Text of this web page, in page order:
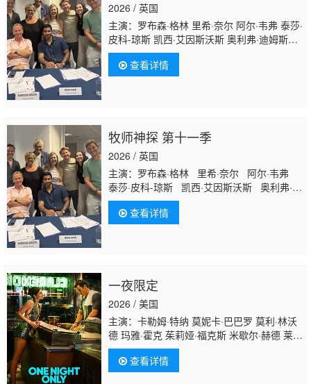
2026 / 英国
主演：罗布森·格林 里希·奈尔 阿尔·韦弗 泰莎·
皮科-琼斯 凯西·艾因斯沃斯 奥利弗·迪姆斯戴
尔 尼克·布莱波尔 布莱德利·豪尔 梅丽莎·约翰
查看详情
牧师神探 第十一季
2026 / 英国
主演：罗布森·格林 里希·奈尔 阿尔·韦弗
泰莎·皮科-琼斯 凯西·艾因斯沃斯 奥利弗·迪
姆斯戴尔 尼克·布莱波尔 布莱德利·豪尔 梅
丽莎·约翰斯
查看详情
一夜限定
2026 / 美国
主演：卡勒姆·特纳 莫妮卡·巴巴罗 莫利·林沃
德 玛雅·霍克 茱莉娅·福克斯 米歇尔·赫德 莱瓦
尔·伯顿 金·普安公主 罗马·玛菲娅 奥基里特·奥
诺多瓦 昆泰莎·斯文戴尔 普里亚·贾恩 本·马歇
尔 埃斯特·哈伊姆 Ella Loudon
查看详情